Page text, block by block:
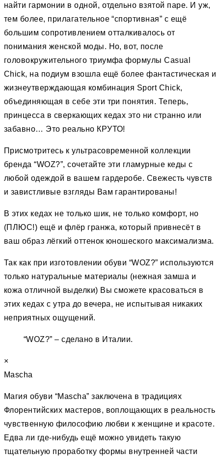
найти гармонии в одной, отдельно взятой паре. И уж,
тем более, прилагательное “спортивная” c ещё
большим сопротивлением отталкивалось от
понимания женской моды. Но, вот, после
головокружительного триумфа формулы Casual
Chick, на подиум взошла ещё более фантастическая и
жизнеутверждающая комбинация Sport Chick,
объединяющая в себе эти три понятия. Теперь,
принцесса в сверкающих кедах это ни странно или
забавно… Это реально КРУТО!
Присмотритесь к ультрасовременной коллекции
бренда “WOZ?”, сочетайте эти гламурные кеды с
любой одеждой в вашем гардеробе. Свежесть чувств
и завистливые взгляды Вам гарантированы!
В этих кедах не только шик, не только комфорт, но
(ПЛЮС!) ещё и флёр гранжа, который привнесёт в
ваш образ лёгкий оттенок юношеского максимализма.
Так как при изготовлении обуви “WOZ?” используются
только натуральные материалы (нежная замша и
кожа отличной выделки) Вы сможете красоваться в
этих кедах с утра до вечера, не испытывая никаких
неприятных ощущений.
“WOZ?” – сделано в Италии.
×
Mascha
Магия обуви “Mascha” заключена в традициях
Флорентийских мастеров, воплощающих в реальность
чувственную философию любви к женщине и красоте.
Едва ли где-нибудь ещё можно увидеть такую
тщательную проработку формы внутренней части